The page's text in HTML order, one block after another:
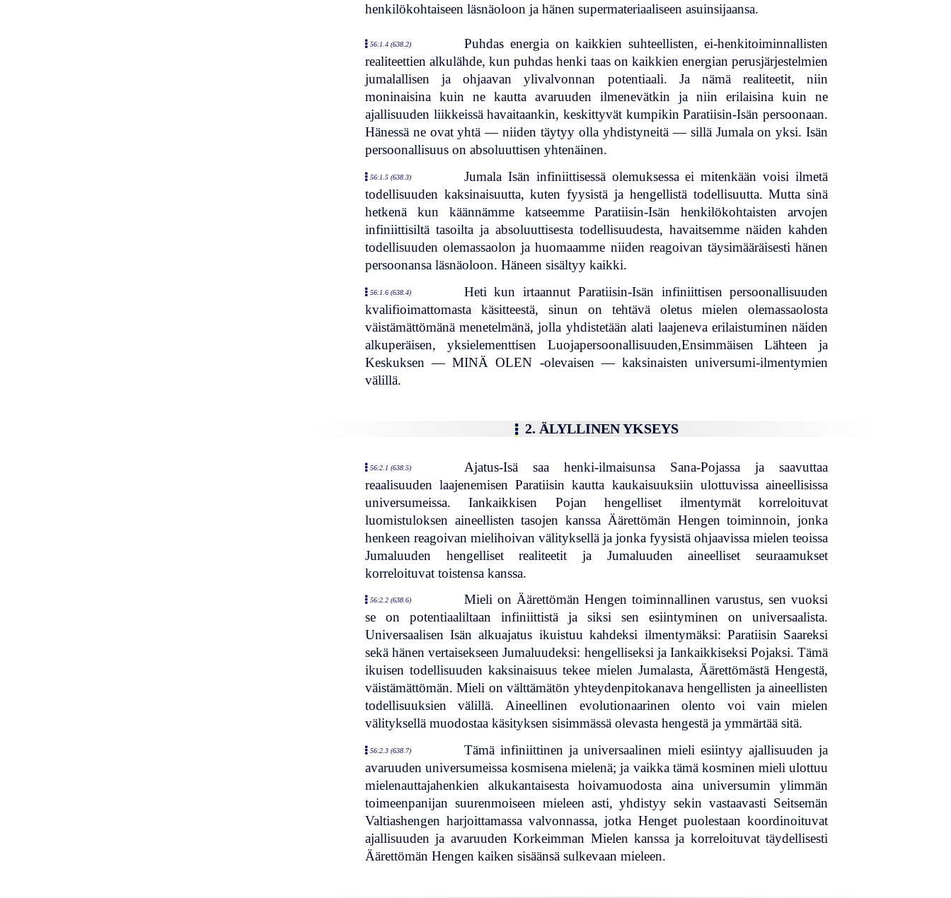
henkilökohtaiseen läsnäoloon ja hänen supermateriaaliseen asuinsijaansa.
56:1.4 (638.2)
Puhdas energia on kaikkien suhteellisten, ei-henkitoiminnallisten
realiteettien alkulähde, kun puhdas henki taas on kaikkien energian perusjärjestelmien
jumalallisen ja ohjaavan ylivalvonnan potentiaali. Ja nämä realiteetit, niin
moninaisina kuin ne kautta avaruuden ilmenevätkin ja niin erilaisina kuin ne
ajallisuuden liikkeissä havaitaankin, keskittyvät kumpikin Paratiisin-Isän persoonaan.
Hänessä ne ovat yhtä — niiden täytyy olla yhdistyneitä — sillä Jumala on yksi. Isän
persoonallisuus on absoluuttisen yhtenäinen.
56:1.5 (638.3)
Jumala Isän infiniittisessä olemuksessa ei mitenkään voisi ilmetä
todellisuuden kaksinaisuutta, kuten fyysistä ja hengellistä todellisuutta. Mutta sinä
hetkenä kun käännämme katseemme Paratiisin-Isän henkilökohtaisten arvojen
infiniittisiltä tasoilta ja absoluuttisesta todellisuudesta, havaitsemme näiden kahden
todellisuuden olemassaolon ja huomaamme niiden reagoivan täysimääräisesti hänen
persoonansa läsnäoloon. Häneen sisältyy kaikki.
56:1.6 (638.4)
Heti kun irtaannut Paratiisin-Isän infiniittisen persoonallisuuden
kvalifioimattomasta käsitteestä, sinun on tehtävä oletus mielen olemassaolosta
väistämättömänä menetelmänä, jolla yhdistetään alati laajeneva erilaistuminen näiden
alkuperäisen, yksielementtisen Luojapersoonallisuuden,Ensimmäisen Lähteen ja
Keskuksen — MINÄ OLEN -olevaisen — kaksinaisten universumi-ilmentymien
välillä.
2. ÄLYLLINEN YKSEYS
56:2.1 (638.5)
Ajatus-Isä saa henki-ilmaisunsa Sana-Pojassa ja saavuttaa
reaalisuuden laajenemisen Paratiisin kautta kaukaisuuksiin ulottuvissa aineellisissa
universumeissa. Iankaikkisen Pojan hengelliset ilmentymät korreloituvat
luomistuloksen aineellisten tasojen kanssa Äärettömän Hengen toiminnoin, jonka
henkeen reagoivan mielihoivan välityksellä ja jonka fyysistä ohjaavissa mielen teoissa
Jumaluuden hengelliset realiteetit ja Jumaluuden aineelliset seuraamukset
korreloituvat toistensa kanssa.
56:2.2 (638.6)
Mieli on Äärettömän Hengen toiminnallinen varustus, sen vuoksi
se on potentiaaliltaan infiniittistä ja siksi sen esiintyminen on universaalista.
Universaalisen Isän alkuajatus ikuistuu kahdeksi ilmentymäksi: Paratiisin Saareksi
sekä hänen vertaisekseen Jumaluudeksi: hengelliseksi ja Iankaikkiseksi Pojaksi. Tämä
ikuisen todellisuuden kaksinaisuus tekee mielen Jumalasta, Äärettömästä Hengestä,
väistämättömän. Mieli on välttämätön yhteydenpitokanava hengellisten ja aineellisten
todellisuuksien välillä. Aineellinen evolutionaarinen olento voi vain mielen
välityksellä muodostaa käsityksen sisimmässä olevasta hengestä ja ymmärtää sitä.
56:2.3 (638.7)
Tämä infiniittinen ja universaalinen mieli esiintyy ajallisuuden ja
avaruuden universumeissa kosmisena mielenä; ja vaikka tämä kosminen mieli ulottuu
mielenauttajahenkien alkukantaisesta hoivamuodosta aina universumin ylimmän
toimeenpanijan suurenmoiseen mieleen asti, yhdistyy sekin vastaavasti Seitsemän
Valtiashengen harjoittamassa valvonnassa, jotka Henget puolestaan koordinoituvat
ajallisuuden ja avaruuden Korkeimman Mielen kanssa ja korreloituvat täydellisesti
Äärettömän Hengen kaiken sisäänsä sulkevaan mieleen.